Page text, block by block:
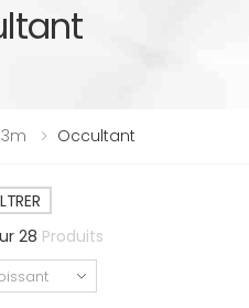
Occultant
28 Produits